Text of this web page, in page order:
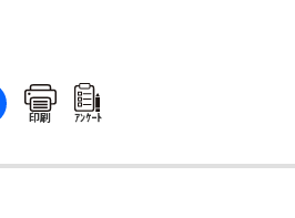
印刷 ｱﾝｹｰﾄ